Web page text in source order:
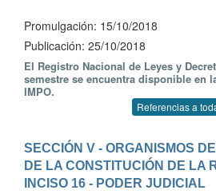
Promulgación: 15/10/2018
Publicación: 25/10/2018
El Registro Nacional de Leyes y
semestre se encuentra disponible en
IMPO.
Referencias a
SECCIÓN V - ORGANISMOS
DE LA CONSTITUCIÓN DE LA
INCISO 16 - PODER JUDICIAL